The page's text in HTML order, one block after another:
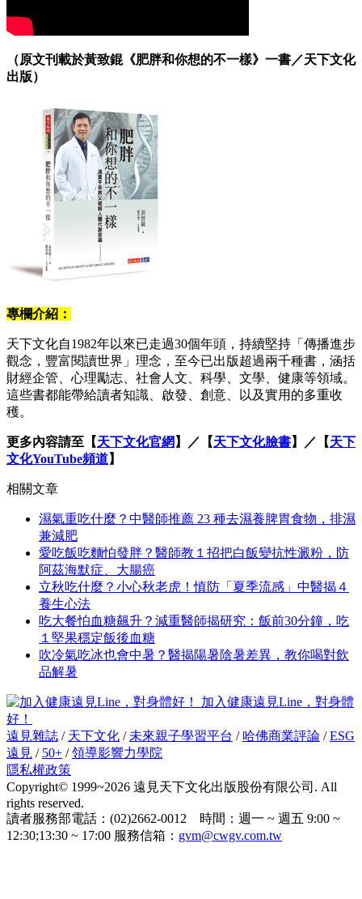
（原文刊載於黃致錕《肥胖和你想的不一樣》一書／天下文化
出版）
專欄介紹：
天下文化自1982年以來已走過30個年頭，持續堅持「傳播進步
觀念，豐富閱讀世界」理念，至今已出版超過兩千種書，涵括
財經企管、心理勵志、社會人文、科學、文學、健康等領域。
這些書都能帶給讀者知識、啟發、創意、以及實用的多重收
穫。
更多內容請至【天下文化官網 】／【天下文化臉書】／【天下
文化YouTube頻道】
相關文章
濕氣重吃什麼？中醫師推薦 23 種去濕養脾胃食物，排濕
兼減肥
愛吃飯吃麵怕發胖？醫師教１招把白飯變抗性澱粉，防
阿茲海默症、大腸癌
立秋吃什麼？小心秋老虎！慎防「夏季流感」中醫揭４
養生心法
吃大餐怕血糖飆升？減重醫師揭研究：飯前30分鐘，吃
１堅果穩定飯後血糖
吹冷氣吃冰也會中暑？醫揭陽暑陰暑差異，教你喝對飲
品解暑
加入健康遠見Line，對身體
好！
遠見雜誌 / 天下文化 /未來親子學習平台 / 哈佛商業評論 /ESG
遠見 / 50+ /領導影響力學院
隱私權政策
Copyright© 1999~2026 遠見天下文化出版股份有限公司. All
rights reserved.
讀者服務部電話：(02)2662-0012 時間：週一 ~ 週五 9:00 ~
12:30;13:30 ~ 17:00 服務信箱： gvm@cwgv.com.tw